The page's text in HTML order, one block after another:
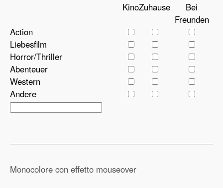
KinoZuhause
Bei
Freunden
Action
Liebesfilm
Horror/Thriller
Abenteuer
Western
Andere
Monocolore con effetto mouseover